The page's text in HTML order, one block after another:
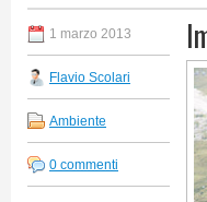
1 marzo 2013
Flavio Scolari
Ambiente
0 commenti